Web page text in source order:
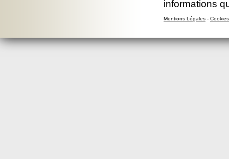
informations
Mentions Légales - Cookies